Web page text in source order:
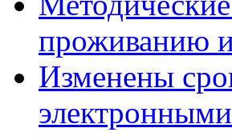
проживанию
Изменены